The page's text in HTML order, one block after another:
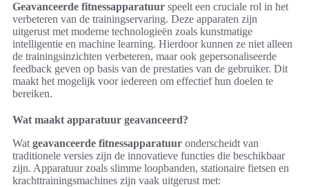
Geavanceerde fitnessapparatuur speelt een cruciale rol in het
verbeteren van de trainingservaring. Deze apparaten zijn
uitgerust met moderne technologieën zoals kunstmatige
intelligentie en machine learning. Hierdoor kunnen ze niet alleen
de trainingsinzichten verbeteren, maar ook gepersonaliseerde
feedback geven op basis van de prestaties van de gebruiker. Dit
maakt het mogelijk voor iedereen om effectief hun doelen te
bereiken.
Wat maakt apparatuur geavanceerd?
Wat geavanceerde fitnessapparatuur onderscheidt van
traditionele versies zijn de innovatieve functies die beschikbaar
zijn. Apparatuur zoals slimme loopbanden, stationaire fietsen en
krachttrainingsmachines zijn vaak uitgerust met: